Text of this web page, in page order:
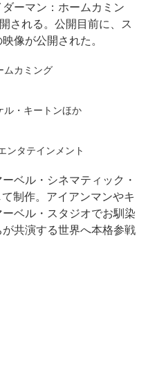
ーマン：ホームカミン
される。公開目前に、ス
像が公開された。
ムカミング
ル・キートンほか
ンタテインメント
ベル・シネマティック・
制作。アイアンマンやキ
ベル・スタジオでお馴染
共演する世界へ本格参戦